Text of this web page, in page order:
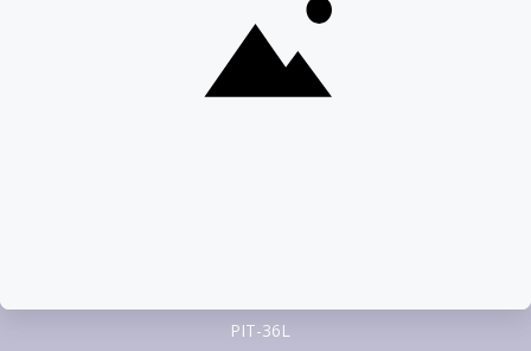
Formularze PIT
PIT-36L